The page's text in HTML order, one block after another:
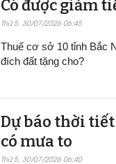
Có được giảm
Thứ 5, 30/07/2026 06:45
Thuế cơ sở 10 tỉnh Bắc
đích đất tặng cho?
Dự báo thời
có mưa to
Thứ 5, 30/07/2026 06:40